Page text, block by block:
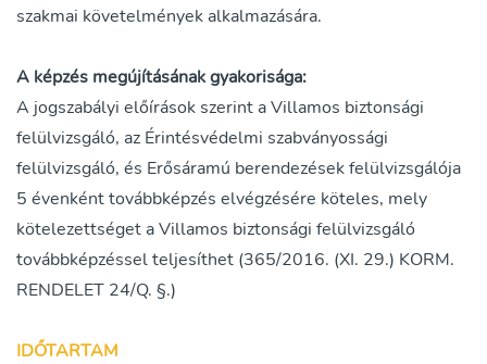
szakmai követelmények alkalmazására.
A képzés megújításának gyakorisága:
A jogszabályi előírások szerint a Villamos biztonsági
felülvizsgáló, az Érintésvédelmi szabványossági
felülvizsgáló, és Erősáramú berendezések felülvizsgálója
5 évenként továbbképzés elvégzésére köteles, mely
kötelezettséget a Villamos biztonsági felülvizsgáló
továbbképzéssel teljesíthet (365/2016. (XI. 29.) KORM.
RENDELET 24/Q. §.)
IDŐTARTAM